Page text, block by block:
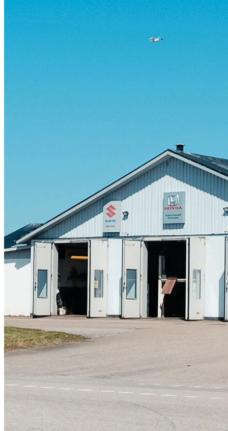
Skadeverkstad